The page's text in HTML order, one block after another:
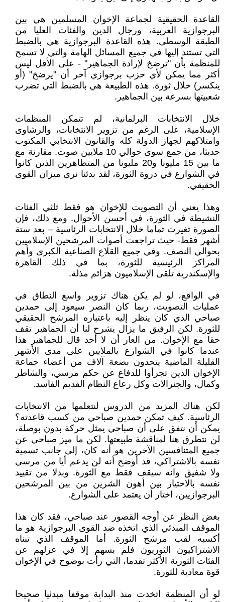
القاعدة الحقيقية لجماعة الإخوان المسلمين هي بين
البرجوازية العربية، ورجال الدين والفئات العليا من
الطبقة الوسطى. هذه القاعدة البرجوازية هي بالضبط
التي تستند إليها في جميع المسائل الهامة والتي لا تسمح
للمنظمة بأن "ترضخ لإرادة الجماهير" - على الأقل ليس
أكثر مما يمكن لأي حزب برجوازي آخر أن "يرضخ" (أو
ينكسر) خلال ثورة. هذه الطبيعة هي بالضبط التي تضرب
شعبيتها بسرعة بين الجماهير.
خلال الانتخابات البرلمانية، لم تتمكن المنظمات
الإسلامية، على الرغم من تزوير الانتخابات، والرشاوى
وامتلاكهم لجهاز الدولة كله والقانون الانتخابي المكتوب
حديثا، من جمع سوى حوالي 10 ملايين صوت. مقارنة مع
ما بين 15 مليونا و20 مليونا من المتظاهرين الذين كانوا
في الشوارع في ذروة الثورة، لقد بدئنا نرى ميزان القوى
الحقيقي.
وهذا يعني أن التصويت للإخوان هو فقط ثلثي الفئات
النشيطة في الثورة، في أحسن الأحوال. ومع ذلك، فإن
الصورة تغيرت تماما خلال الانتخابات الرئاسية – بعد ستة
أشهر فقط- حيث تراجعت أصوات المرشحين الإسلاميين
بحوالي النصف. وفي جميع القلاع الصناعية الكبرى وأهم
المراكز الرئيسية للثورة، بما في ذلك القاهرة
والإسكندرية تلقى الإسلاميون هزائم مذلة.
في الواقع، لو لم يكن هناك تزوير واسع النطاق في
عمليات التصويت، ربما كان النصر سيعود إلى حمدين
صباحي الذي كان ينظر إليه باعتباره المرشح الحقيقي
للثورة. لكن الرفيق ما يزال يشرح لنا أن الجماهير تقف
حقا مع الإخوان. من العار أن لا أحد قال للجماهير هذا
عندما كانوا في الشوارع بالملايين على مدى الأشهر
القليلة الماضية يتحدون بضعة آلاف من أعضاء جماعة
الإخوان الذين تجرأوا للدفاع عن حكم مرسي، والشاطر
وكمال، والجنرالات وكل رعاع النظام القديم الفاسد.
لكن هناك المزيد من الدروس لنتعلمها من الانتخابات
الرئاسية. كيف تمكن حمدين صباحي من كسب قاعدته؟
يمكن أن نتفق على أن صباحي يمثل حركة بدون بوصلة،
لن نتطرق هنا لمناقشة طبيعتها. لكن ما ميز صباحي عن
جميع المتنافسين الآخرين هو أنه كان، إلى جانب تسمية
نفسه بالاشتراكي، قد أوضح أنه لن يدعم أيا من مرسي
ولا شفيق وانه سيقف فقط مع الثورة. وبدلا من تقييد
نفسه بالاختيار بين أهون الشرين من بين المرشحين
البرجوازيين، اختار أن يعتمد على الشوارع.
بغض النظر عن أوجه القصور عند صباحي، فقد كان هذا
الموقف المبدئي الذي اتخذه ضد القوى البرجوازية هو ما
أكسبه لقب مرشح الثورة. أما الموقف الذي تبناه
الاشتراكيون الثوريون فلم يسهم إلا في عزلهم عن
الفئات الثورية الأكثر تقدما، التي رأت بوضوح في الإخوان
قوة معادية للثورة.
لو أن المنظمة اتخذت منذ البداية موقفا مبدئيا صحيحا